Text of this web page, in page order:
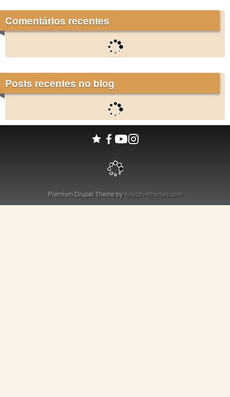
Comentários recentes
Posts recentes no blog
Premium Drupal Theme byAdaptivethemes.com